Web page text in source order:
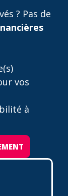
? Pas de
vos
à